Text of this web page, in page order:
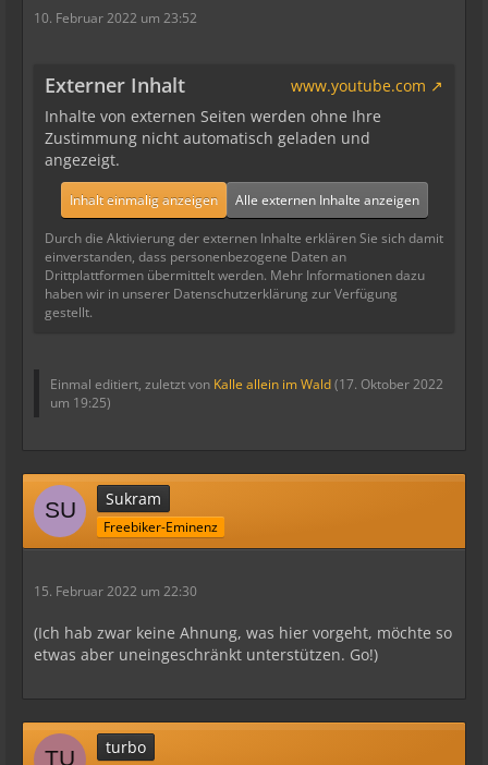
10. Februar 2022 um 23:52
Externer Inhalt
www.youtube.com
Inhalte von externen Seiten werden ohne Ihre
Zustimmung nicht automatisch geladen und
angezeigt.
Inhalt einmalig anzeigen Alle externen Inhalte anzeigen
Durch die Aktivierung der externen Inhalte erklären Sie sich damit
einverstanden, dass personenbezogene Daten an
Drittplattformen übermittelt werden. Mehr Informationen dazu
haben wir in unserer Datenschutzerklärung zur Verfügung
gestellt.
Einmal editiert, zuletzt von Kalle allein im Wald(17. Oktober 2022
um 19:25)
Sukram
Freebiker-Eminenz
15. Februar 2022 um 22:30
(Ich hab zwar keine Ahnung, was hier vorgeht, möchte so
etwas aber uneingeschränkt unterstützen. Go!)
turbo